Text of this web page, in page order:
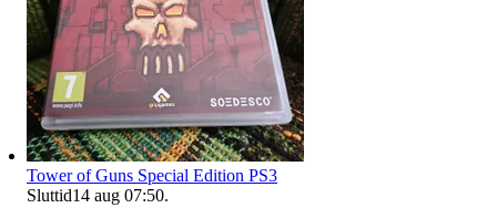
Tower of Guns Special Edition PS3
Sluttid14 aug 07:50.